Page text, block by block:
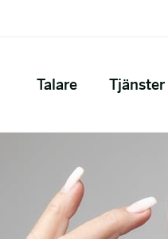
Talare Tjänster